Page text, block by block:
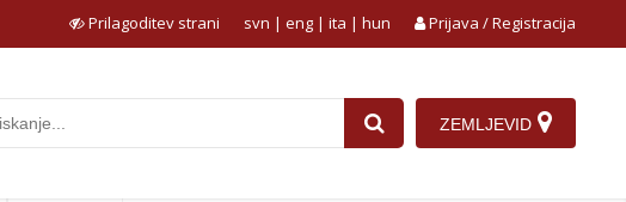
Prilagoditev strani Prijava / Registracija
svn | eng | ita | hun
ZEMLJEVID